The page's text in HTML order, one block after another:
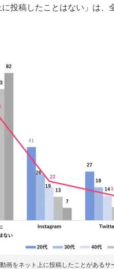
投稿したことはない」は、
画をネット上に投稿したことがあるサ